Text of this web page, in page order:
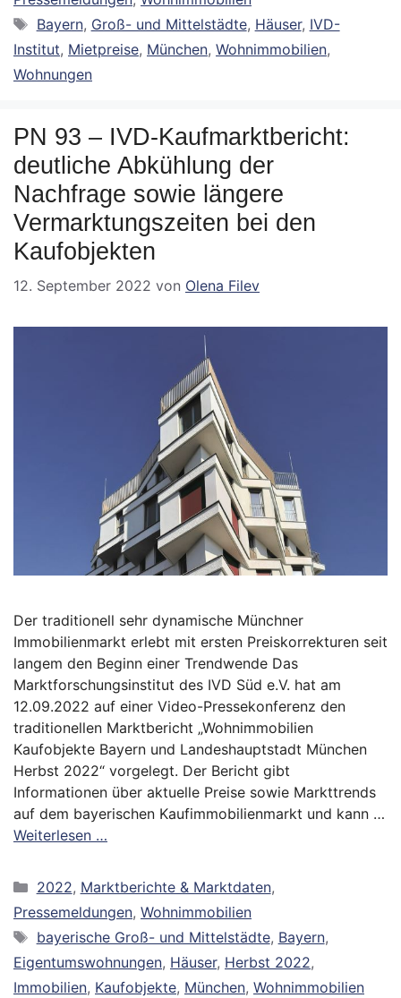
Schlagwörter
Bayern, Groß- und Mittelstädte, Häuser, IVD-
Institut, Mietpreise, München, Wohnimmobilien,
Wohnungen
PN 93 – IVD-Kaufmarktbericht:
deutliche Abkühlung der
Nachfrage sowie längere
Vermarktungszeiten bei den
Kaufobjekten
12. September 2022 von Olena Filev
Der traditionell sehr dynamische Münchner
Immobilienmarkt erlebt mit ersten Preiskorrekturen seit
langem den Beginn einer Trendwende Das
Marktforschungsinstitut des IVD Süd e.V. hat am
12.09.2022 auf einer Video-Pressekonferenz den
traditionellen Marktbericht „Wohnimmobilien
Kaufobjekte Bayern und Landeshauptstadt München
Herbst 2022“ vorgelegt. Der Bericht gibt
Informationen über aktuelle Preise sowie Markttrends
auf dem bayerischen Kaufimmobilienmarkt und kann …
Weiterlesen …
Kategorien
2022, Marktberichte & Marktdaten,
Pressemeldungen, Wohnimmobilien
Schlagwörter
bayerische Groß- und Mittelstädte, Bayern,
Eigentumswohnungen, Häuser, Herbst 2022,
Immobilien, Kaufobjekte, München, Wohnimmobilien